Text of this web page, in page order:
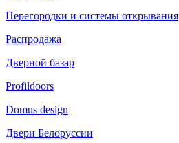
Перегородки и системы открывания
Распродажа
Дверной базар
Profildoors
Domus design
Двери Белоруссии